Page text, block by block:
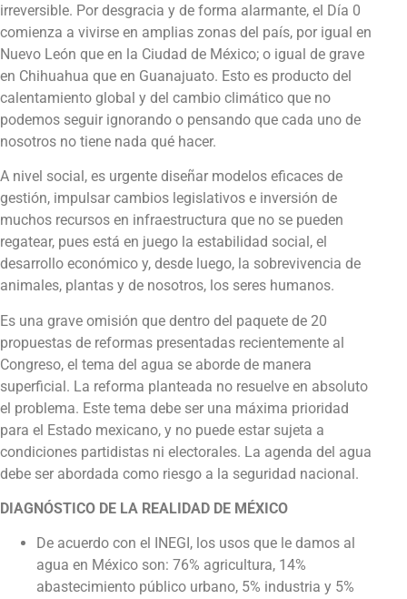
irreversible. Por desgracia y de forma alarmante, el Día 0
comienza a vivirse en amplias zonas del país, por igual en
Nuevo León que en la Ciudad de México; o igual de grave
en Chihuahua que en Guanajuato. Esto es producto del
calentamiento global y del cambio climático que no
podemos seguir ignorando o pensando que cada uno de
nosotros no tiene nada qué hacer.
A nivel social, es urgente diseñar modelos eficaces de
gestión, impulsar cambios legislativos e inversión de
muchos recursos en infraestructura que no se pueden
regatear, pues está en juego la estabilidad social, el
desarrollo económico y, desde luego, la sobrevivencia de
animales, plantas y de nosotros, los seres humanos.
Es una grave omisión que dentro del paquete de 20
propuestas de reformas presentadas recientemente al
Congreso, el tema del agua se aborde de manera
superficial. La reforma planteada no resuelve en absoluto
el problema. Este tema debe ser una máxima prioridad
para el Estado mexicano, y no puede estar sujeta a
condiciones partidistas ni electorales. La agenda del agua
debe ser abordada como riesgo a la seguridad nacional.
DIAGNÓSTICO DE LA REALIDAD DE MÉXICO
De acuerdo con el INEGI, los usos que le damos al
agua en México son: 76% agricultura, 14%
abastecimiento público urbano, 5% industria y 5%